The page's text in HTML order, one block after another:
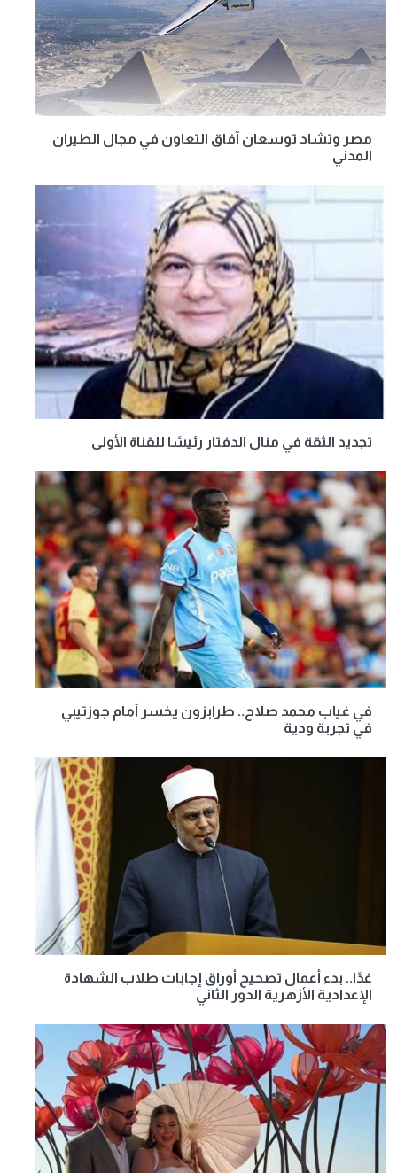
مصر وتشاد توسعان آفاق التعاون في مجال الطيران
المدني
تجديد الثقة في منال الدفتار رئيسًا للقناة الأولى
في غياب محمد صلاح.. طرابزون يخسر أمام جوزتيبي
في تجربة ودية
غدًا.. بدء أعمال تصحيح أوراق إجابات طلاب الشهادة
الإعدادية الأزهرية الدور الثاني